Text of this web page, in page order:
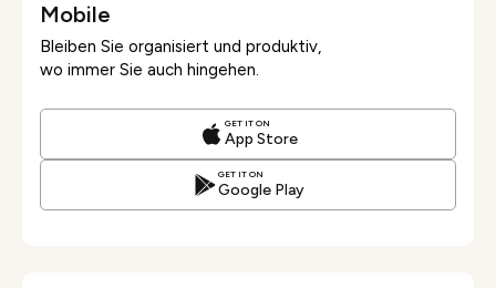
Mobile
Bleiben Sie organisiert und produktiv,
wo immer Sie auch hingehen.
GET IT ON
App Store
GET IT ON
Google Play